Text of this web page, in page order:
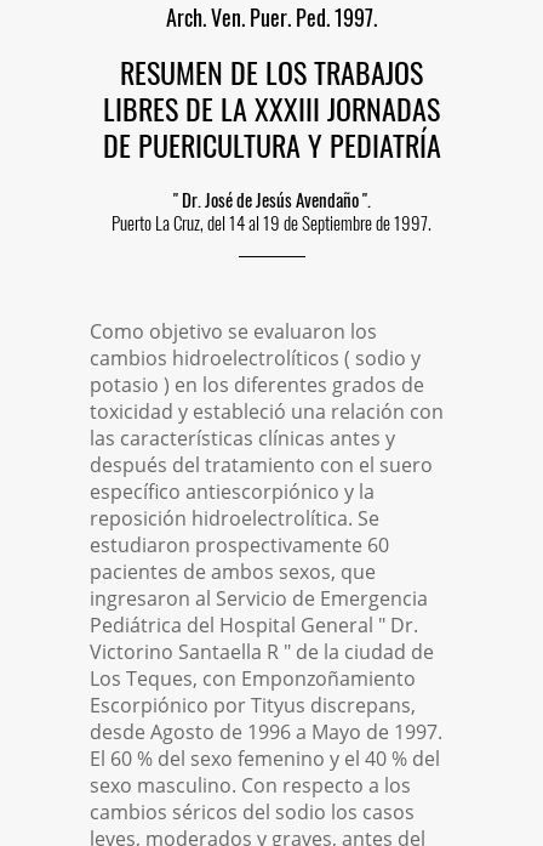
Escorpiones
REDES SOCIALES
Arch. Ven. Puer. Ped. 1997.
RESUMEN DE LOS TRABAJOS
LIBRES DE LA XXXIII JORNADAS
DE PUERICULTURA Y PEDIATRÍA
" Dr. José de Jesús Avendaño ".
Puerto La Cruz, del 14 al 19 de Septiembre de 1997.
Como objetivo se evaluaron los
cambios hidroelectrolíticos ( sodio y
potasio ) en los diferentes grados de
toxicidad y estableció una relación con
las características clínicas antes y
después del tratamiento con el suero
específico antiescorpiónico y la
reposición hidroelectrolítica. Se
estudiaron prospectivamente 60
pacientes de ambos sexos, que
ingresaron al Servicio de Emergencia
Pediátrica del Hospital General " Dr.
Victorino Santaella R " de la ciudad de
Los Teques, con Emponzoñamiento
Escorpiónico por Tityus discrepans,
desde Agosto de 1996 a Mayo de 1997.
El 60 % del sexo femenino y el 40 % del
sexo masculino. Con respecto a los
cambios séricos del sodio los casos
leves, moderados y graves, antes del